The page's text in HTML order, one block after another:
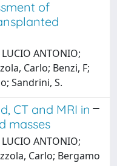
of
ANTONIO;
Carlo; Benzi, F;
Sandrini, S.
CT and MRI in
masses
ANTONIO;
Carlo; Bergamo